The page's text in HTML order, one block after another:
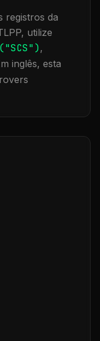
registros da
utilize
SCS"),
inglês, esta